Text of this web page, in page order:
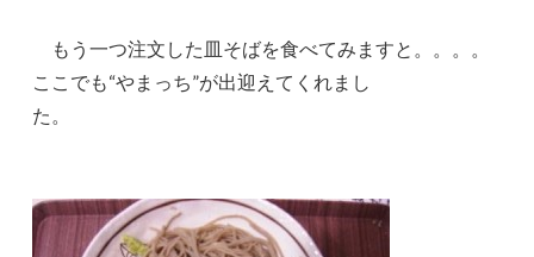
もう一つ注文した皿そばを食べてみますと。。。。
ここでも“やまっち”が出迎えてくれまし
た。